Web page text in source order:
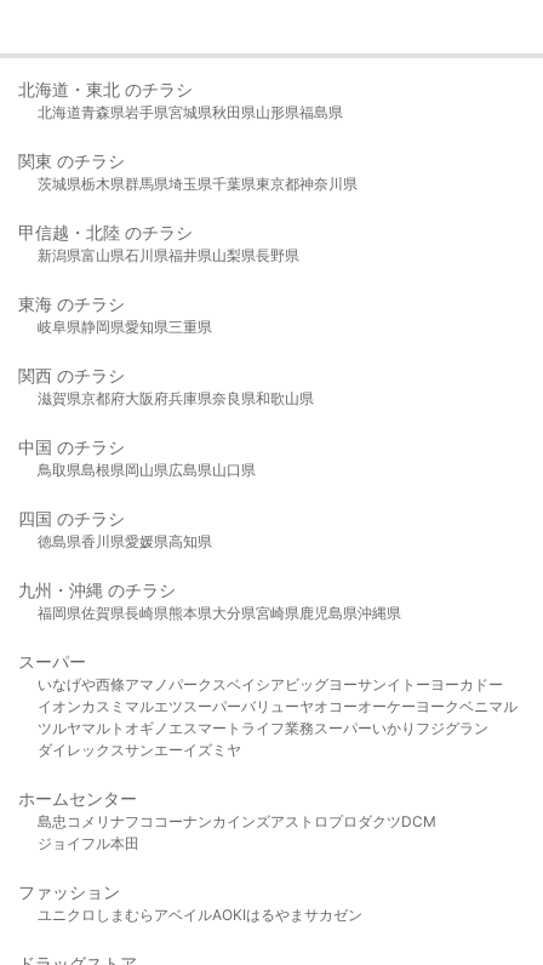
北海道・東北 のチラシ
北海道青森県岩手県宮城県秋田県山形県福島県
関東 のチラシ
茨城県栃木県群馬県埼玉県千葉県東京都神奈川県
甲信越・北陸 のチラシ
新潟県富山県石川県福井県山梨県長野県
東海 のチラシ
岐阜県静岡県愛知県三重県
関西 のチラシ
滋賀県京都府大阪府兵庫県奈良県和歌山県
中国 のチラシ
鳥取県島根県岡山県広島県山口県
四国 のチラシ
徳島県香川県愛媛県高知県
九州・沖縄 のチラシ
福岡県佐賀県長崎県熊本県大分県宮崎県鹿児島県沖縄県
スーパー
いなげや西條アマノパークスベイシア ビッグヨーサンイトーヨーカドー
イオンカスミ マルエツスーパーバリューヤオコーオーケー ヨークベニマル
ツルヤマルト オギノ エスマート ライフ業務スーパーいかり フジグラン
ダイレックスサンエーイズミヤ
ホームセンター
島忠 コメリ ナフコ コーナンカインズアストロプロダクツDCM
ジョイフル本田
ファッション
ユニクロ しまむら アベイルAOKIはるやま サカゼン